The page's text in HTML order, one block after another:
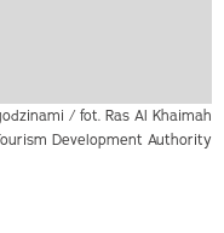
/ fot. Ras Al Khaimah
Development Authority